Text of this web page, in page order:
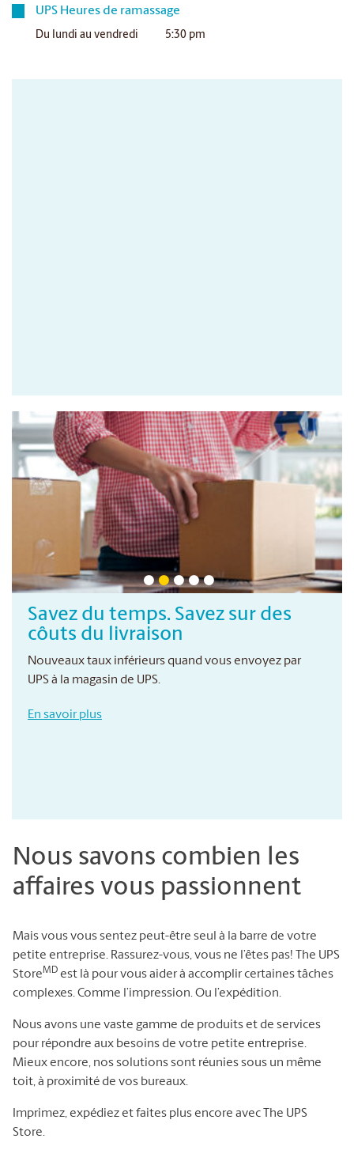
UPS Heures de ramassage
Du lundi au vendredi 5:30 pm
Savez du temps. Savez sur des
côuts du livraison
Nouveaux taux inférieurs quand vous envoyez par
UPS à la magasin de UPS.
En savoir plus
Nous savons combien les
affaires vous passionnent
Mais vous vous sentez peut-être seul à la barre de votre
petite entreprise. Rassurez-vous, vous ne l’êtes pas! The UPS
StoreMD est là pour vous aider à accomplir certaines tâches
complexes. Comme l’impression. Ou l’expédition.
Nous avons une vaste gamme de produits et de services
pour répondre aux besoins de votre petite entreprise.
Mieux encore, nos solutions sont réunies sous un même
toit, à proximité de vos bureaux.
Imprimez, expédiez et faites plus encore avec The UPS
Store.